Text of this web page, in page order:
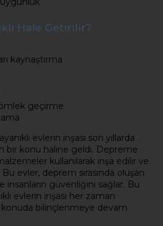
Hale Getirilir?
kaynaştırma
geçirme
evlerin inşası son yıllarda
bir konu haline geldi. Depreme
kullanılarak inşa edilir ve
Bu evler, deprem sırasında oluşan
insanların güvenliğini sağlar. Bu
evlerin inşası her zaman
konuda bilinçlenmeye devam